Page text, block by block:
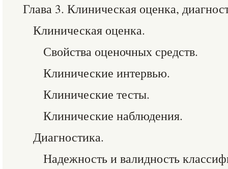
Глава 3. Клиническая оценка,
Клиническая оценка.
Свойства оценочных средств.
Клинические интервью.
Клинические тесты.
Клинические наблюдения.
Диагностика.
Надежность и валидность